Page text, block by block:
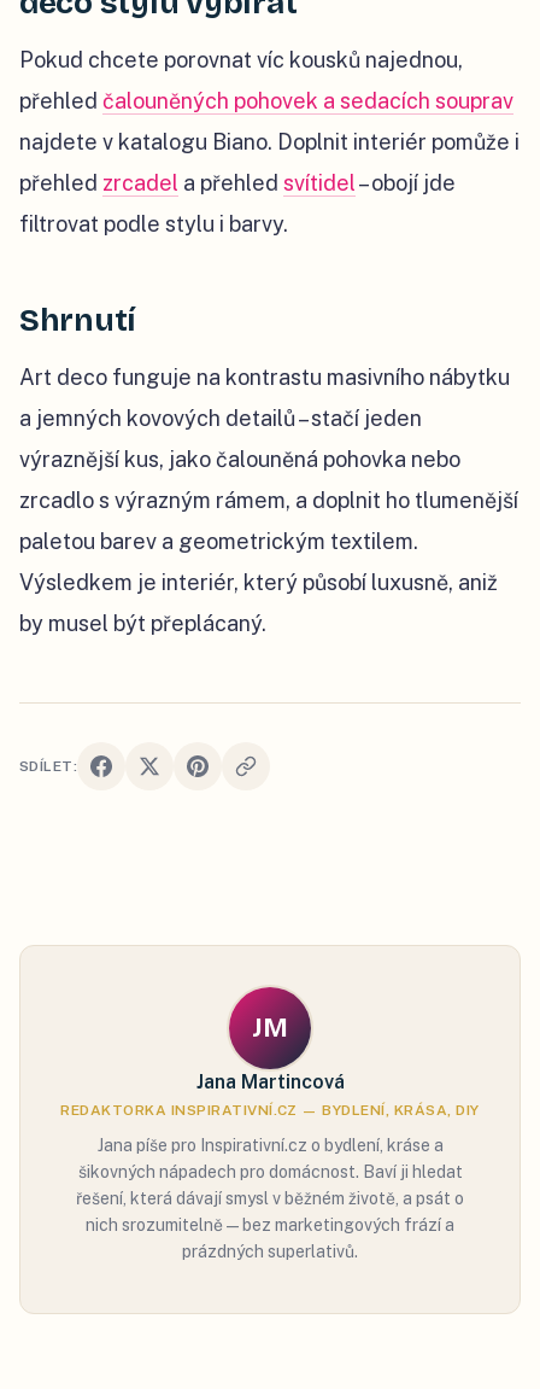
Pokud chcete porovnat víc kousků najednou,
přehled čalouněných pohovek a sedacích souprav
najdete v katalogu Biano. Doplnit interiér pomůže i
přehled zrcadel a přehled svítidel– obojí jde
filtrovat podle stylu i barvy.
Shrnutí
Art deco funguje na kontrastu masivního nábytku
a jemných kovových detailů – stačí jeden
výraznější kus, jako čalouněná pohovka nebo
zrcadlo s výrazným rámem, a doplnit ho tlumenější
paletou barev a geometrickým textilem.
Výsledkem je interiér, který působí luxusně, aniž
by musel být přeplácaný.
SDÍLET:
JM
Jana Martincová
REDAKTORKA INSPIRATIVNÍ.CZ — BYDLENÍ, KRÁSA, DIY
Jana píše pro Inspirativní.cz o bydlení, kráse a
šikovných nápadech pro domácnost. Baví ji hledat
řešení, která dávají smysl v běžném životě, a psát o
nich srozumitelně — bez marketingových frází a
prázdných superlativů.